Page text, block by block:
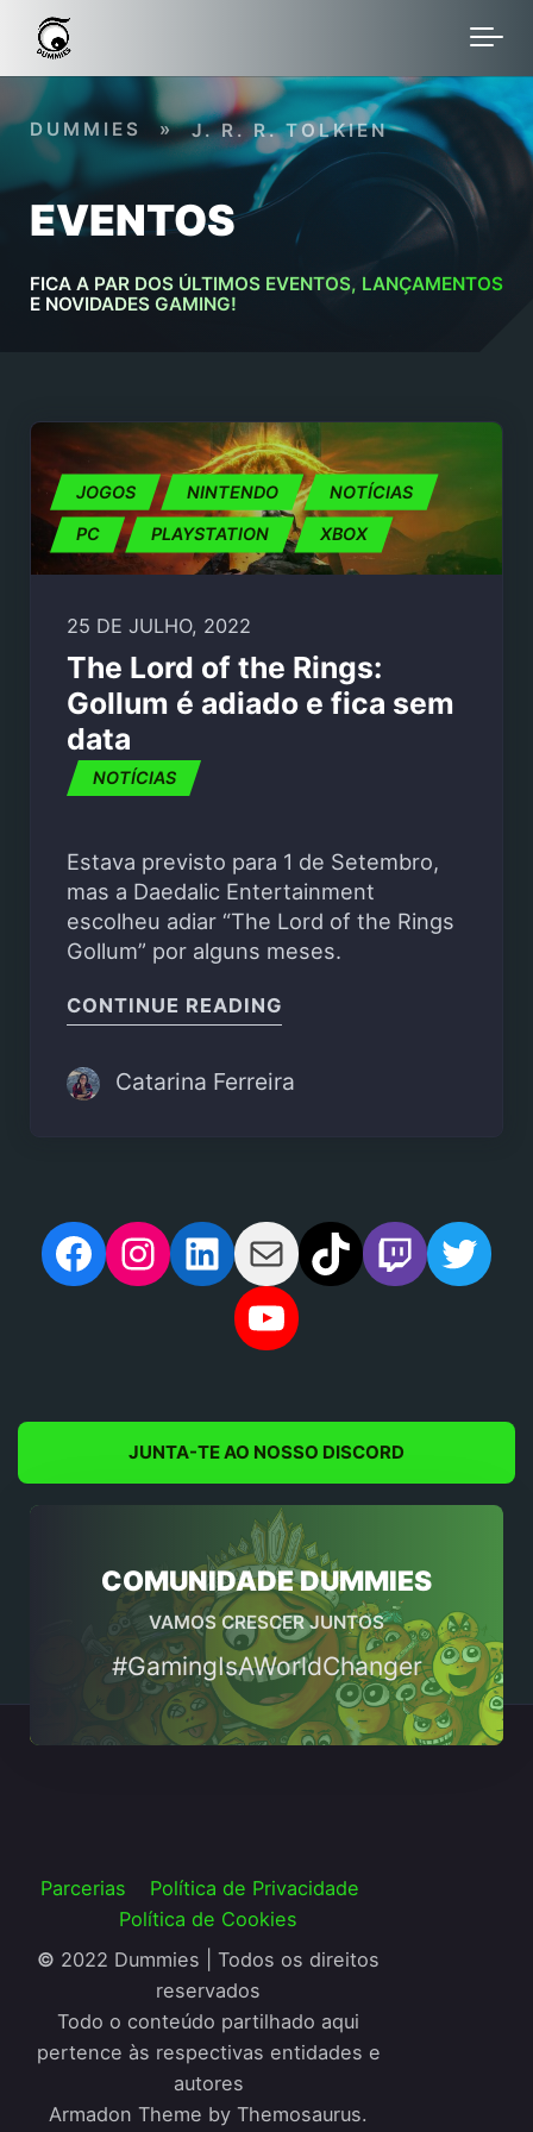
Skip to main content
EVENTOS
FICA A PAR DOS ÚLTIMOS EVENTOS, LANÇAMENTOS
E NOVIDADES GAMING!
DUMMIES » J. R. R. TOLKIEN
JOGOS NINTENDO NOTÍCIAS
PC PLAYSTATION XBOX
25 DE JULHO, 2022
The Lord of the Rings:
Gollum é adiado e fica sem
data
NOTÍCIAS
Estava previsto para 1 de Setembro,
mas a Daedalic Entertainment
escolheu adiar “The Lord of the Rings
Gollum” por alguns meses.
CONTINUE READING
Catarina Ferreira
Facebook
Instagram
LinkedIn
MailTikTokTwitch
YouTube
JUNTA-TE AO NOSSO DISCORD
COMUNIDADE DUMMIES
VAMOS CRESCER JUNTOS
#GamingIsAWorldChanger
Parcerias
Política de Privacidade
Política de Cookies
© 2022 Dummies | Todos os direitos
reservados
Todo o conteúdo partilhado aqui
pertence às respectivas entidades e
autores
Armadon Theme by Themosaurus.